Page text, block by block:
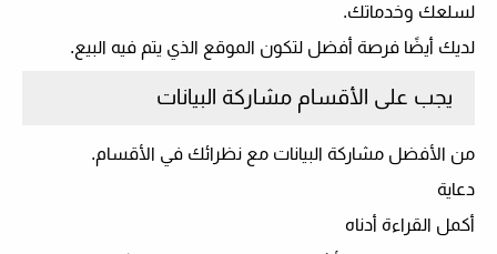
لسلعك وخدماتك.
لديك أيضًا فرصة أفضل لتكون الموقع الذي يتم فيه البيع.
يجب على الأقسام مشاركة البيانات
من الأفضل مشاركة البيانات مع نظرائك في الأقسام.
دعاية
أكمل القراءة أدناه